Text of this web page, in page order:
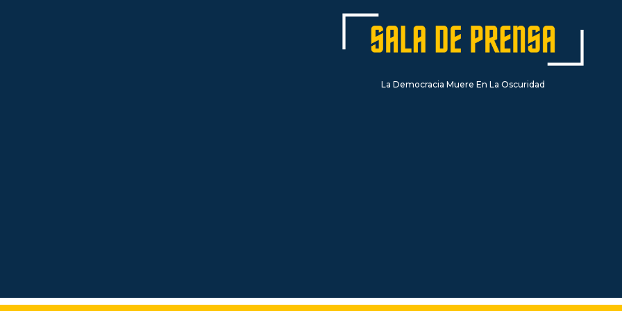
La Democracia Muere En La Oscuridad